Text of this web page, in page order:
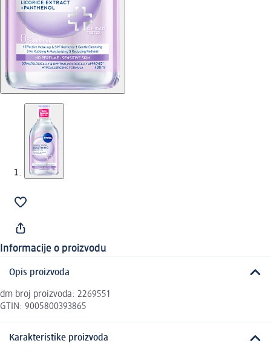
Informacije o proizvodu
Opis proizvoda
dm broj proizvoda: 2269551
GTIN: 9005800393865
Karakteristike proizvoda